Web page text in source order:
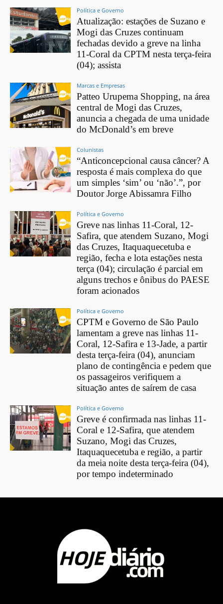
Política e Governo
Atualização: estações de Suzano e
Mogi das Cruzes continuam
fechadas devido a greve na linha
11-Coral da CPTM nesta terça-feira
(04); assista
Marcas e Empresas
Patteo Urupema Shopping, na área
central de Mogi das Cruzes,
anuncia a chegada de uma unidade
do McDonald’s em breve
Colunistas
“Anticoncepcional causa câncer? A
resposta é mais complexa do que
um simples ‘sim’ ou ‘não’.”, por
Doutor Jorge Abissamra Filho
Política e Governo
Greve nas linhas 11-Coral, 12-
Safira, que atendem Suzano, Mogi
das Cruzes, Itaquaquecetuba e
região, fecha e lota estações nesta
terça (04); circulação é parcial em
alguns trechos e ônibus do PAESE
foram acionados
Política e Governo
CPTM e Governo de São Paulo
lamentam a greve nas linhas 11-
Coral, 12-Safira e 13-Jade, a partir
desta terça-feira (04), anunciam
plano de contingência e pedem que
os passageiros verifiquem a
situação antes de saírem de casa
Política e Governo
Greve é confirmada nas linhas 11-
Coral e 12-Safira, que atendem
Suzano, Mogi das Cruzes,
Itaquaquecetuba e região, a partir
da meia noite desta terça-feira (04),
por tempo indeterminado